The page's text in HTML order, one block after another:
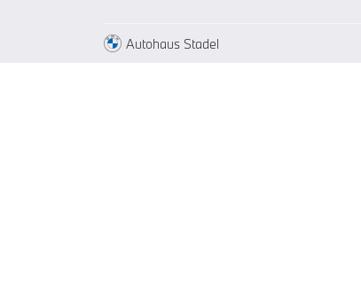
Autohaus Stadel